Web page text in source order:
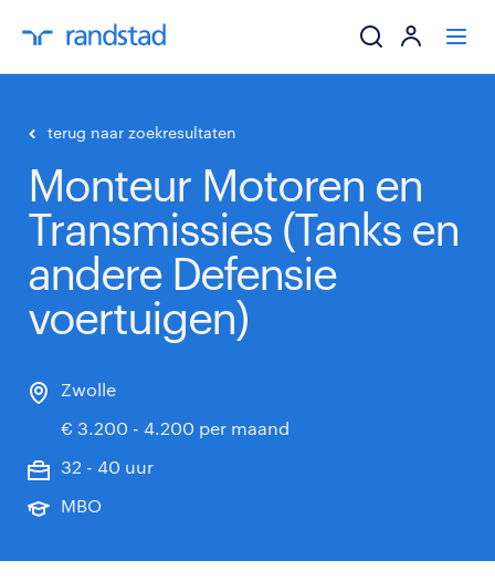
werkgevers
mijn carrière
terug naar zoekresultaten
Monteur Motoren en
Transmissies (Tanks en
andere Defensie
voertuigen)
Zwolle
€ 3.200 - 4.200 per maand
32 - 40 uur
MBO